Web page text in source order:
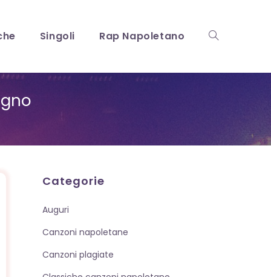
Singoli Rap Napoletano Attiva/
Categorie
Auguri
Canzoni napoletane
Canzoni plagiate